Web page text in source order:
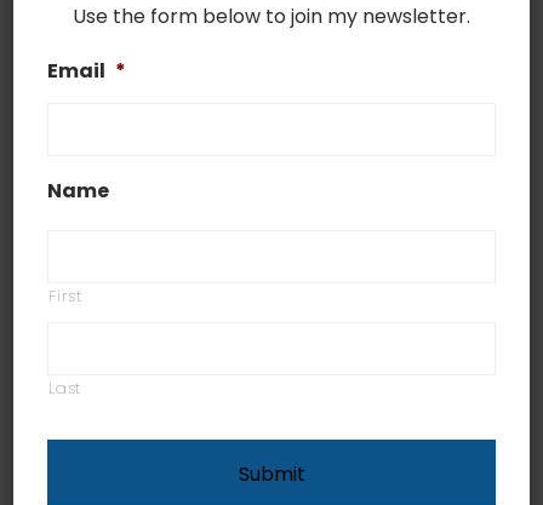
December 6, 2016
Architects design a Dazzling
retreat Resort
Use the form below to join my newsletter.
Email *
Name
First
Last